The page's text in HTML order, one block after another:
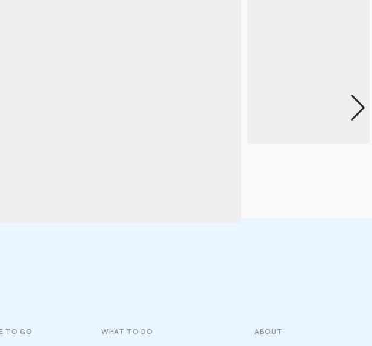
TO GO WHAT TO DO ABOUT